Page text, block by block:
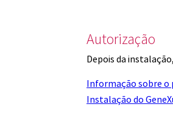
Autorização
Depois da
Informação sobre o
Instalação do